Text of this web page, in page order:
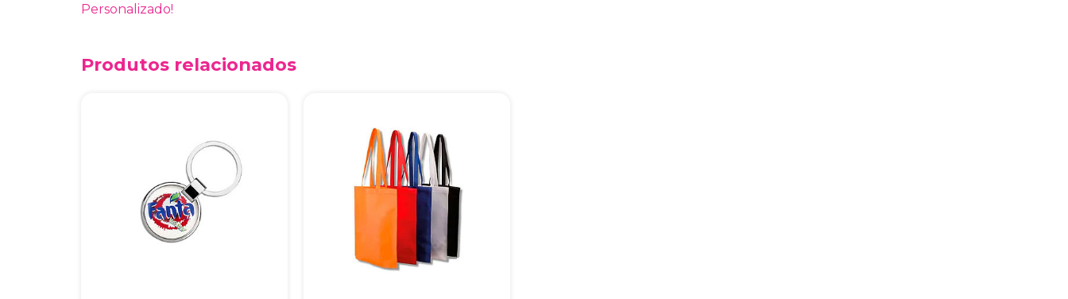
Personalizado!
Produtos relacionados
A nossa empresa está comprometida a proteger e respeitar sua
privacidade, utilizaremos seus dados apenas para fins de
marketing. Você pode alterar suas preferências a qualquer
momento.